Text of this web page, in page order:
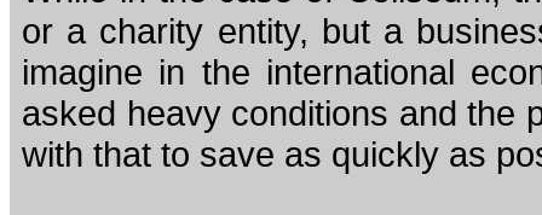
or a charity entity, but a
imagine in the international
asked heavy conditions and the
with that to save as quickly as